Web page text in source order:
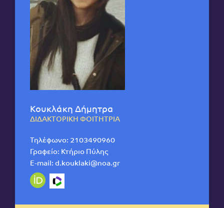
Κουκλάκη Δήμητρα
ΔΙΔΑΚΤΟΡΙΚΗ ΦΟΙΤΗΤΡΙΑ
Τηλέφωνο: 2103490960
Γραφείο: Κτήριο Πύλης
E-mail: d.kouklaki@noa.gr